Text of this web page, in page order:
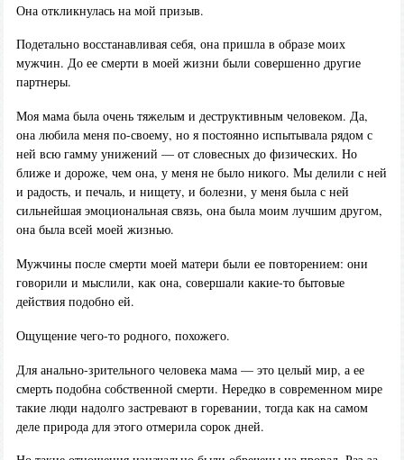
Она откликнулась на мой призыв.
Подетально восстанавливая себя, она пришла в образе моих
мужчин. До ее смерти в моей жизни были совершенно другие
партнеры.
Моя мама была очень тяжелым и деструктивным человеком. Да,
она любила меня по-своему, но я постоянно испытывала рядом с
ней всю гамму унижений — от словесных до физических. Но
ближе и дороже, чем она, у меня не было никого. Мы делили с ней
и радость, и печаль, и нищету, и болезни, у меня была с ней
сильнейшая эмоциональная связь, она была моим лучшим другом,
она была всей моей жизнью.
Мужчины после смерти моей матери были ее повторением: они
говорили и мыслили, как она, совершали какие-то бытовые
действия подобно ей.
Ощущение чего-то родного, похожего.
Для анально-зрительного человека мама — это целый мир, а ее
смерть подобна собственной смерти. Нередко в современном мире
такие люди надолго застревают в горевании, тогда как на самом
деле природа для этого отмерила сорок дней.